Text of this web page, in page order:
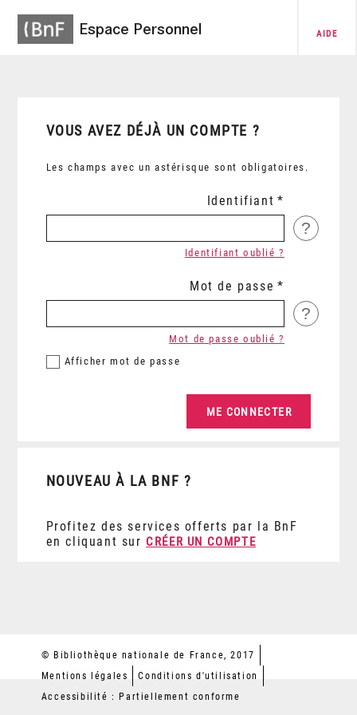
Espace Personnel AIDE
VOUS AVEZ DÉJÀ UN COMPTE ?
Les champs avec un astérisque sont obligatoires.
Identifiant
?
Identifiant oublié ?
Mot de passe
?
Afficher mot de passe
Mot de passe oublié ?
NOUVEAU À LA BNF ?
Profitez des services offerts par la BnF
en cliquant sur CRÉER UN COMPTE
© Bibliothèque nationale de France, 2017
Mentions légales
Conditions d'utilisation
Accessibilité : Partiellement conforme